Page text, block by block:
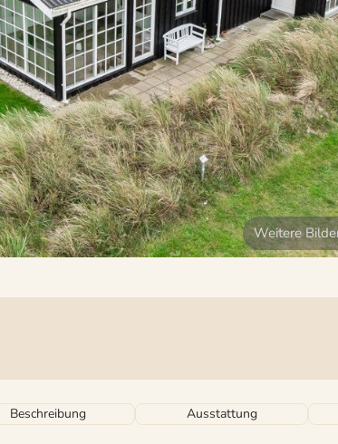
Beschreibung Ausstattung